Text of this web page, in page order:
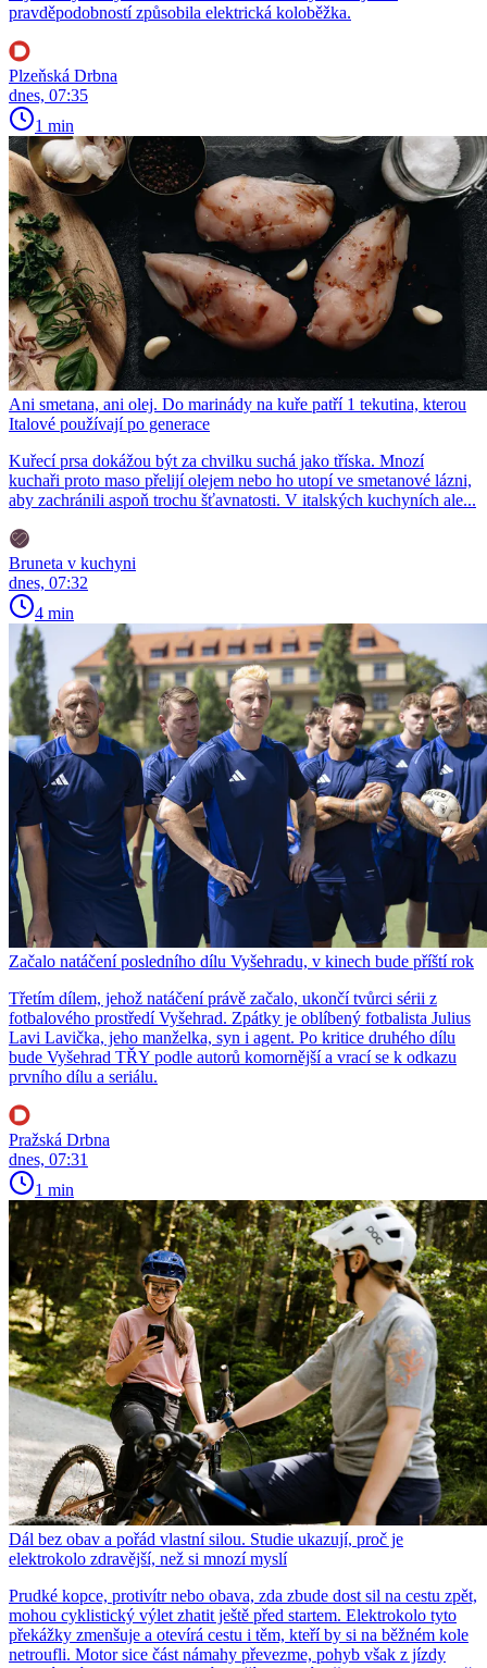
pravděpodobností způsobila elektrická koloběžka.
Plzeňská Drbna
dnes, 07:35
1 min
Ani smetana, ani olej. Do marinády na kuře patří 1 tekutina, kterou
Italové používají po generace
Kuřecí prsa dokážou být za chvilku suchá jako tříska. Mnozí
kuchaři proto maso přelijí olejem nebo ho utopí ve smetanové lázni,
aby zachránili aspoň trochu šťavnatosti. V italských kuchyních ale...
Bruneta v kuchyni
dnes, 07:32
4 min
Začalo natáčení posledního dílu Vyšehradu, v kinech bude příští rok
Třetím dílem, jehož natáčení právě začalo, ukončí tvůrci sérii z
fotbalového prostředí Vyšehrad. Zpátky je oblíbený fotbalista Julius
Lavi Lavička, jeho manželka, syn i agent. Po kritice druhého dílu
bude Vyšehrad TŘY podle autorů komornější a vrací se k odkazu
prvního dílu a seriálu.
Pražská Drbna
dnes, 07:31
1 min
Dál bez obav a pořád vlastní silou. Studie ukazují, proč je
elektrokolo zdravější, než si mnozí myslí
Prudké kopce, protivítr nebo obava, zda zbude dost sil na cestu zpět,
mohou cyklistický výlet zhatit ještě před startem. Elektrokolo tyto
překážky zmenšuje a otevírá cestu i těm, kteří by si na běžném kole
netroufli. Motor sice část námahy převezme, pohyb však z jízdy